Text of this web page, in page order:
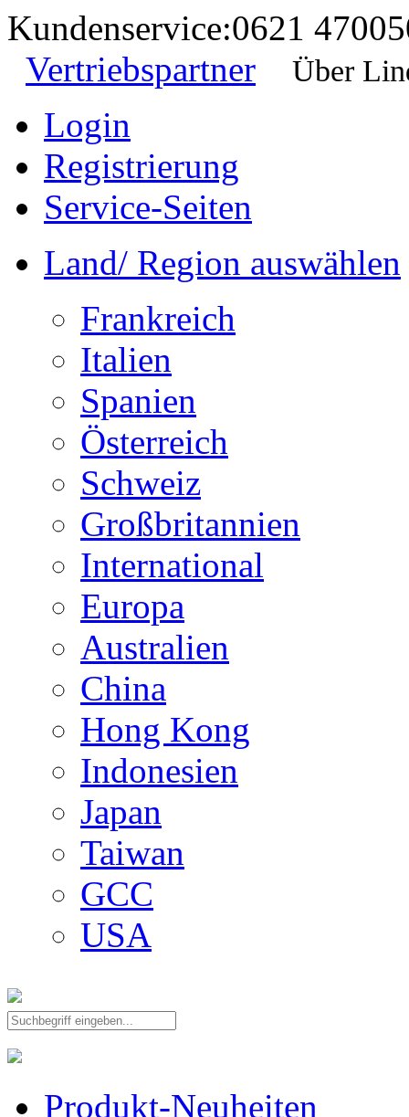
Kundenservice:0621
Vertriebspartner
Über
Login
Registrierung
Service-Seiten
Land/ Region auswählen
Frankreich
Italien
Spanien
Österreich
Schweiz
Großbritannien
International
Europa
Australien
China
Hong Kong
Indonesien
Japan
Taiwan
GCC
USA
Produkt-Neuheiten